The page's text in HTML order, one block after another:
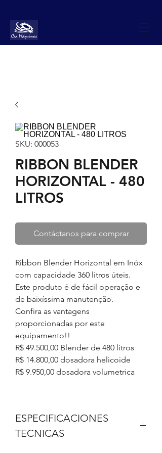
SKU: 000053
RIBBON BLENDER
HORIZONTAL - 480
LITROS
Contáctanos para comprar
Ribbon Blender Horizontal em Inóx
com capacidade 360 litros úteis.
Este produto é de fácil operação e
de baixíssima manutenção.
Confira as vantagens
proporcionadas por este
equipamento!!
R$ 49.500,00 Blender de 480 litros
R$ 14.800,00 dosadora helicoide
R$ 9.950,00 dosadora volumetrica
ESPECIFICACIONES
TECNICAS